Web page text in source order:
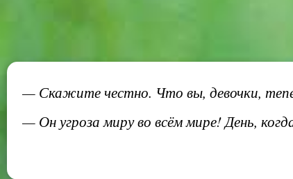
— Скажите честно. Что вы, девочки,
— Он угроза миру во всём мире! День,